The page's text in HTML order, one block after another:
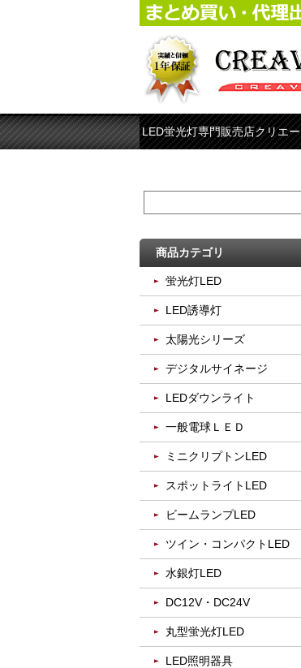
LED蛍光灯専門販売店クリエー
商品カテゴリ
蛍光灯LED
LED誘導灯
太陽光シリーズ
デジタルサイネージ
LEDダウンライト
一般電球ＬＥＤ
ミニクリプトンLED
スポットライトLED
ビームランプLED
ツイン・コンパクトLED
水銀灯LED
DC12V・DC24V
丸型蛍光灯LED
LED照明器具